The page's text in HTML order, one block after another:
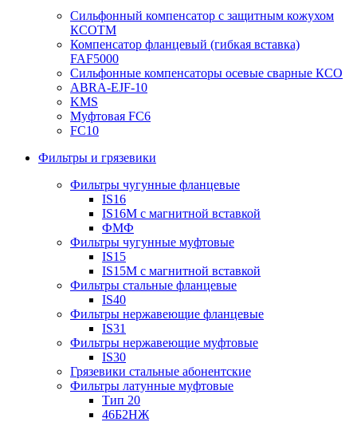
Сильфонный компенсатор с защитным кожухом
КСОТM
Компенсатор фланцевый (гибкая вставка)
FAF5000
Сильфонные компенсаторы осевые сварные КСО
ABRA-EJF-10
KMS
Муфтовая FC6
FC10
Фильтры и грязевики
Фильтры чугунные фланцевые
IS16
IS16M с магнитной вставкой
ФМФ
Фильтры чугунные муфтовые
IS15
IS15M c магнитной вставкой
Фильтры стальные фланцевые
IS40
Фильтры нержавеющие фланцевые
IS31
Фильтры нержавеющие муфтовые
IS30
Грязевики стальные абонентские
Фильтры латунные муфтовые
Тип 20
46Б2НЖ